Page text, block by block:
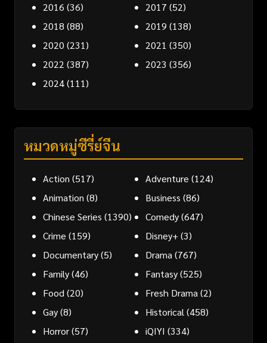
2016 (36) 2017 (52)
2018 (88) 2019 (138)
2020 (231) 2021 (350)
2022 (387) 2023 (356)
2024(111)
หมวดหมู่ซีรี่ย์จีน
Action (517) Adventure (124)
Animation (8) Business (86)
Chinese Series (1390) Comedy(647)
Crime (159) Disney+ (3)
Documentary(5) Drama(767)
Family(46) Fantasy(525)
Food(20) Fresh Drama(2)
Gay(8) Historical(458)
Horror(57) iQIYI (334)